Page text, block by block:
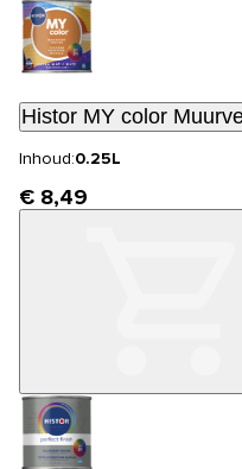
Histor MY color
Inhoud:0.25L
€ 8,49